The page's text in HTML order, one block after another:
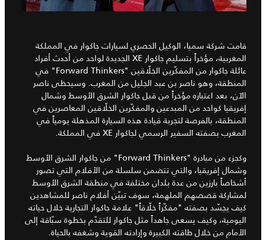
قامت شركة سميا، الوكيل الحصري لسيارات جاكوار في المملكة
المغربية، مؤخراً بتسليم جاكوار XE الجديدة لواحد من أحدث أفراد
عائلة جاكوار من المفكّرين الخلّاقين "Forward Thinkers" في
المنطقة، وهو ناصر بن عبد الجليل من المغرب. وسيحظى ناصر
الآن، بعد اعتباره مؤخراً من قبل جاكوار الشرق الأوسط وشمال
إفريقيا كواحد من المبدعين والمفكّرين الخلّاقين المعاصرين في
المنطقة، بالفرصة لتجربة قيادة هذه السيارة المذهلة يومياً في
المغرب بصفته السفير الرسمي لجاكوار XE في المملكة.
وكجزء من مبادرة "Forward Thinkers" من جاكوار الشرق الأوسط
وشمال إفريقيا، والتي تتضمن سلسلة من الأفلام التي تصور
أشخاصاً بارزين من عدة بلدان مختلفة في منطقة الشرق الأوسط
لمشاركة قصصهم الملهمة، سوف تبيّن أفلام ناصر للمشاهدين
كيف يجسّد بصفته "مفكّراً خلّاقاً" علامة جاكوار التجارية خلال حياته
اليومية، وكيف يسعى جاهداً مثل جاكوار للتقدّم بخطوة سبّاقة إلى
الأمام من خلال طاقته الكبيرة وإرادته القوية وشغفه بالحياة.